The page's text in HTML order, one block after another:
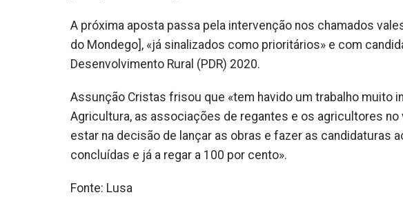
A próxima aposta passa pela intervenção nos chamados
do Mondego], «já sinalizados como prioritários» e com
Desenvolvimento Rural (PDR) 2020.
Assunção Cristas frisou que «tem havido um trabalho muito
Agricultura, as associações de regantes e os agricultores
estar na decisão de lançar as obras e fazer as candidaturas
concluídas e já a regar a 100 por cento».
Fonte: Lusa